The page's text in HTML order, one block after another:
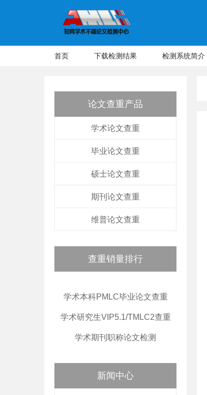
首页 下载检测结果 检测系统简介
论文查重产品
学术论文查重
毕业论文查重
硕士论文查重
期刊论文查重
维普论文查重
查重销量排行
学术本科PMLC毕业论文查重
学术研究生VIP5.1/TMLC2查重
学术期刊职称论文检测
新闻中心